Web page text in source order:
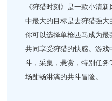
《狩猎时刻》是一款小清
中最大的目标是去狩猎强大
你可以选择单枪匹马成为
共同享受狩猎的快感。游
斗，采集，悬赏，特别任
场酣畅淋漓的共斗冒险。